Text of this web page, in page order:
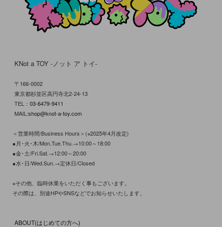
KNot a TOY -ノット ア トイ-
〒166-0002
東京都杉並区高円寺北2-24-13
TEL： 03-6479-9411
MAIL:shop@knot-a-toy.com
＜営業時間/Business Hours＞(※2025年4月改定)
●月･火･木/Mon.Tue.Thu.→10:00～18:00
●金･土/Fri.Sat.→12:00～20:00
●水･日/Wed.Sun.→定休日/Closed
※その他、臨時休業をいただく事もございます。
その際は、別途HPやSNSなどでお知らせいたします。
ABOUT(はじめての方へ)